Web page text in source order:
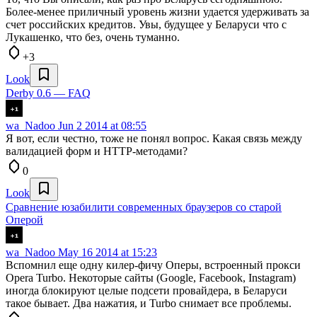
Более-менее приличный уровень жизни удается удерживать за
счет российских кредитов. Увы, будущее у Беларуси что с
Лукашенко, что без, очень туманно.
+3
Look
Derby 0.6 — FAQ
wa_Nadoo Jun 2 2014 at 08:55
Я вот, если честно, тоже не понял вопрос. Какая связь между
валидацией форм и HTTP-методами?
0
Look
Сравнение юзабилити современных браузеров со старой
Оперой
wa_Nadoo May 16 2014 at 15:23
Вспомнил еще одну килер-фичу Оперы, встроенный прокси
Opera Turbo. Некоторые сайты (Google, Facebook, Instagram)
иногда блокируют целые подсети провайдера, в Беларуси
такое бывает. Два нажатия, и Turbo снимает все проблемы.